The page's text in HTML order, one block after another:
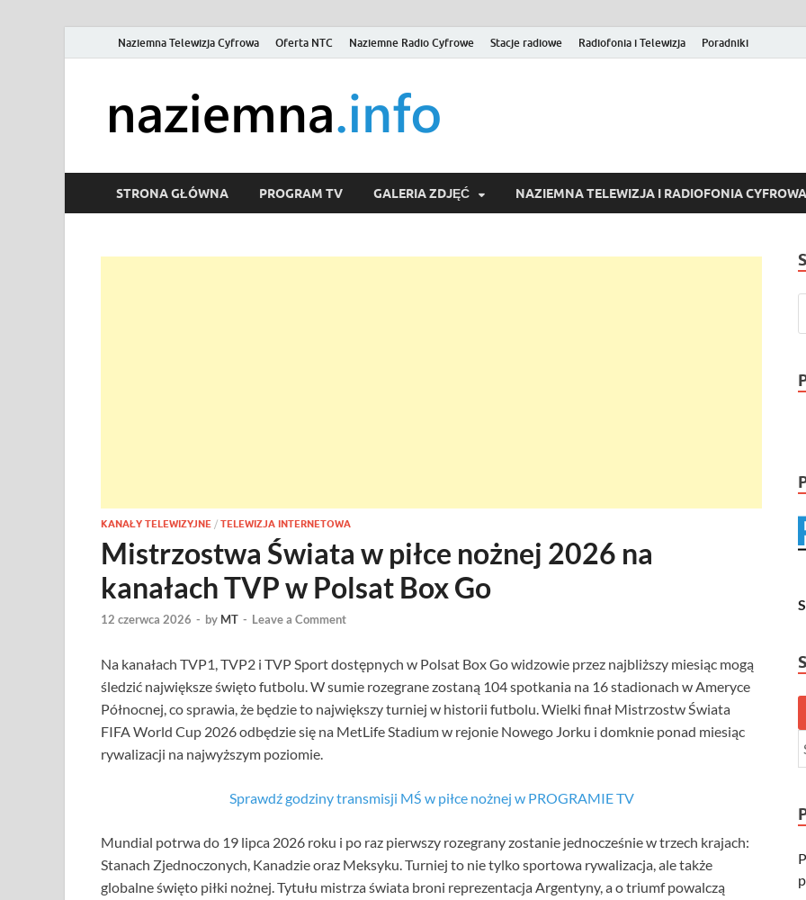
Naziemna Telewizja Cyfrowa Oferta NTC Naziemne Radio Cyfrowe Stacje radiowe Radiofonia i Telewizja Poradniki
Wideo online, VOD
STRONA GŁÓWNA PROGRAM TV GALERIA ZDJĘĆ NAZIEMNA TELEWIZJA I RADIOFONIA CYFROWA
KANAŁY TELEWIZYJNE / TELEWIZJA INTERNETOWA
Mistrzostwa Świata w piłce nożnej 2026 na
kanałach TVP w Polsat Box Go
12 czerwca 2026 - by MT - Leave a Comment
Na kanałach TVP1, TVP2 i TVP Sport dostępnych w Polsat Box Go widzowie przez najbliższy miesiąc mogą
śledzić największe święto futbolu. W sumie rozegrane zostaną 104 spotkania na 16 stadionach w Ameryce
Północnej, co sprawia, że będzie to największy turniej w historii futbolu. Wielki finał Mistrzostw Świata
FIFA World Cup 2026 odbędzie się na MetLife Stadium w rejonie Nowego Jorku i domknie ponad miesiąc
rywalizacji na najwyższym poziomie.
Sprawdź godziny transmisji MŚ w piłce nożnej w PROGRAMIE TV
Mundial potrwa do 19 lipca 2026 roku i po raz pierwszy rozegrany zostanie jednocześnie w trzech krajach:
Stanach Zjednoczonych, Kanadzie oraz Meksyku. Turniej to nie tylko sportowa rywalizacja, ale także
globalne święto piłki nożnej. Tytułu mistrza świata broni reprezentacja Argentyny, a o triumf powalczą